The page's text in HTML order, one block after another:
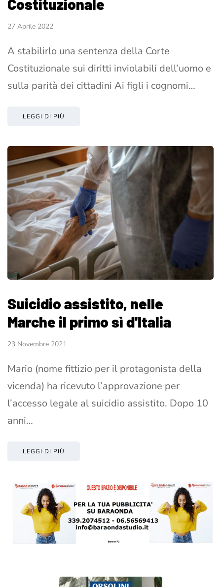
Costituzionale
27 Aprile 2022
A stabilirlo una sentenza della Corte
Costituzionale sui diritti inviolabili dell’uomo e
sulla parità dei cittadini Ai figli i cognomi…
LEGGI DI PIÙ
Suicidio assistito, nelle
Marche il primo sì d'Italia
23 Novembre 2021
Mario (nome fittizio per il protagonista della
vicenda) ha ricevuto l’approvazione per
l’accesso legale al suicidio assistito. Dopo 10
anni…
LEGGI DI PIÙ